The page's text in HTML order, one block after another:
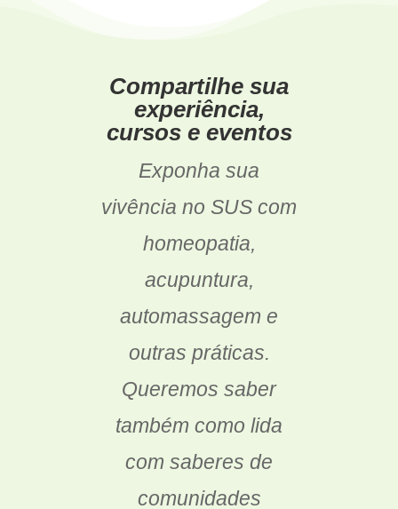
Compartilhe sua
experiência,
cursos e eventos
Exponha sua
vivência no SUS com
homeopatia,
acupuntura,
automassagem e
outras práticas.
Queremos saber
também como lida
com saberes de
comunidades